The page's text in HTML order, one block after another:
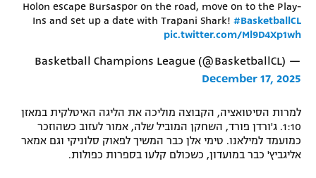
המגזין
Holon escape Bursaspor on the road, move on to the Play-
Ins and set up a date with Trapani Shark! #BasketballCL
pic.twitter.com/Ml9D4Xp1wh
— Basketball Champions League (@BasketballCL)
December 17, 2025
למרות הסיטואציה, הקבוצה מוליכה את הליגה האיטלקית במאזן
1:10. ג'ורדן פורד, השחקן המוביל שלה, אמור לעזוב כשהוזכר
כמועמד למילאנו. טימי אלן כבר המשיך לפאוק סלוניקי וגם אמאר
אליגביץ' כבר במועדון, כשכולם קלעו בספרות כפולות.